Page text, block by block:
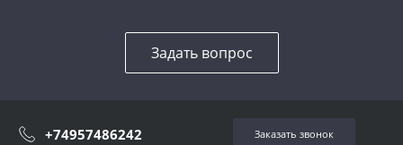
Задать вопрос
+74957486242 Заказать звонок